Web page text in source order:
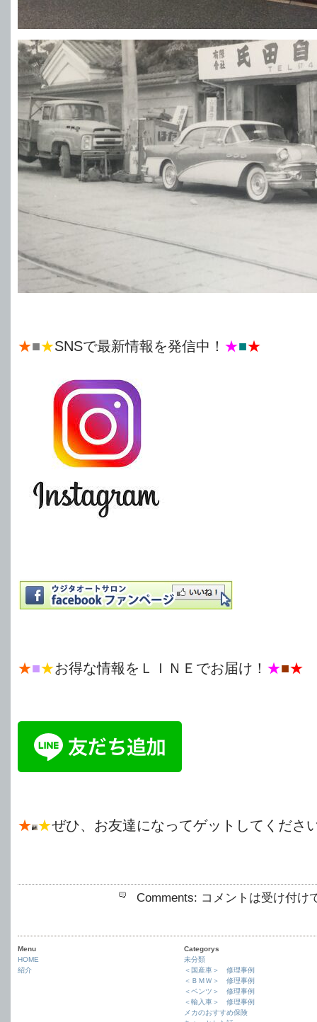
★■★SNSで最新情報を発信中！ ★■★
★■★お得な情報をＬＩＮＥでお届け！ ★■★
★ ★ぜひ、お友達になってゲットしてくださ
Comments: コメントは受け付け
Menu
HOME
紹介
Categorys
未分類
＜国産車＞ 修理事例
＜ＢＭＷ＞ 修理事例
＜ベンツ＞ 修理事例
＜輸入車＞ 修理事例
メカのおすすめ保険